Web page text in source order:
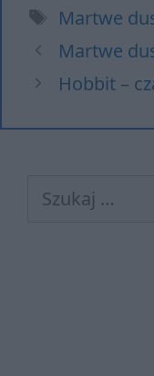
Tagi
Martwe
Martwe
Hobbit –